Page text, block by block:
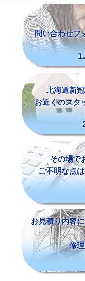
問い合わせフ
北海道新
お近くのスタ
その場で
ご不明な点
お見積り内容
修